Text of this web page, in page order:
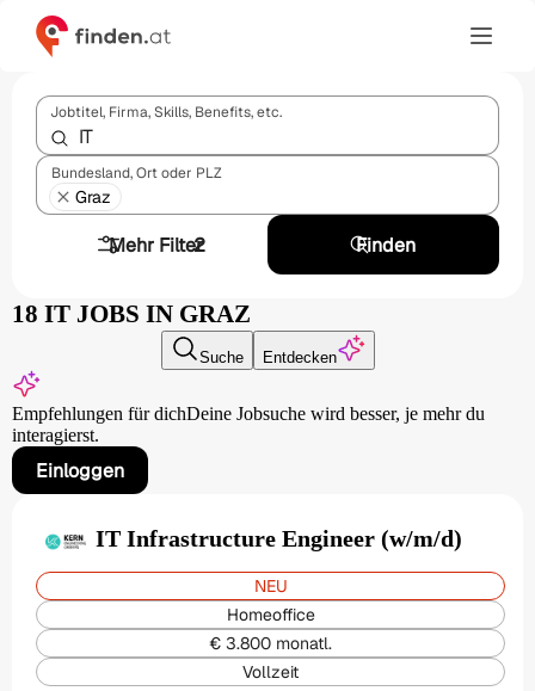
Jobtitel, Firma, Skills, Benefits, etc.
Bundesland, Ort oder PLZ
Graz
Mehr Filter
2 Finden
18 IT JOBS IN GRAZ
Suche Entdecken
Empfehlungen für dichDeine Jobsuche wird besser, je mehr du
interagierst.
Einloggen
IT Infrastructure Engineer (w/m/d)
NEU
Homeoffice
€ 3.800 monatl.
Vollzeit